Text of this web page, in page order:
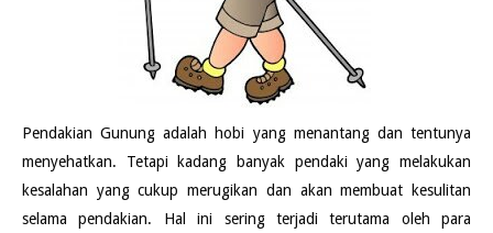
Pendakian Gunung adalah hobi yang menantang dan tentunya
menyehatkan. Tetapi kadang banyak pendaki yang melakukan
kesalahan yang cukup merugikan dan akan membuat kesulitan
selama pendakian. Hal ini sering terjadi terutama oleh para